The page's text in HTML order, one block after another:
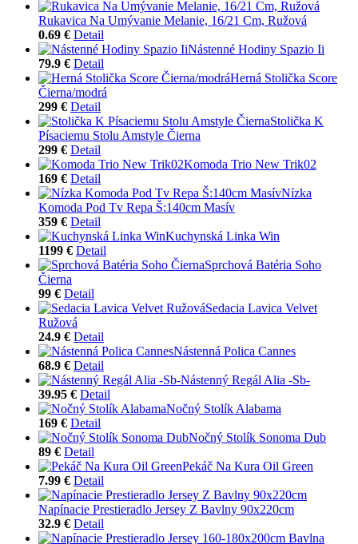
Rukavica Na Umývanie Melanie, 16/21 Cm, Ružová
0.69 € Detail
Nástenné Hodiny Spazio Ii
79.9 € Detail
Herná Stolička Score
Čierna/modrá
299 € Detail
Stolička K
Písaciemu Stolu Amstyle Čierna
299 € Detail
Komoda Trio New Trik02
169 € Detail
Nízka
Komoda Pod Tv Repa Š:140cm Masív
359 € Detail
Kuchynská Linka Win
1199 € Detail
Sprchová Batéria Soho
Čierna
99 € Detail
Sedacia Lavica Velvet
Ružová
24.9 € Detail
Nástenná Polica Cannes
68.9 € Detail
Nástenný Regál Alia -Sb-
39.95 € Detail
Nočný Stolík Alabama
169 € Detail
Nočný Stolík Sonoma Dub
89 € Detail
Pekáč Na Kura Oil Green
7.99 € Detail
Napínacie Prestieradlo Jersey Z Bavlny 90x220cm
32.9 € Detail